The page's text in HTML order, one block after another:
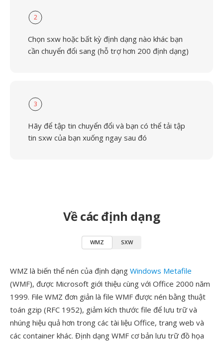
2
Chọn sxw hoặc bất kỳ định dạng nào khác bạn
cần chuyển đổi sang (hỗ trợ hơn 200 định dạng)
3
Hãy để tập tin chuyển đổi và bạn có thể tải tập
tin sxw của bạn xuống ngay sau đó
Về các định dạng
WMZ SXW
WMZ là biến thể nén của định dạng Windows Metafile
(WMF), được Microsoft giới thiệu cùng với Office 2000 năm
1999. File WMZ đơn giản là file WMF được nén bằng thuật
toán gzip (RFC 1952), giảm kích thước file để lưu trữ và
nhúng hiệu quả hơn trong các tài liệu Office, trang web và
các container khác. Định dạng WMF cơ bản lưu trữ đồ họa